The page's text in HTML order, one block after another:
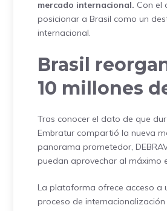
mercado internacional. Con el
posicionar a Brasil como un
internacional.
Brasil
10 millones
Tras conocer el dato de que
Embratur compartió la nueva
panorama prometedor,
puedan aprovechar al máximo
La plataforma ofrece acceso a
proceso de